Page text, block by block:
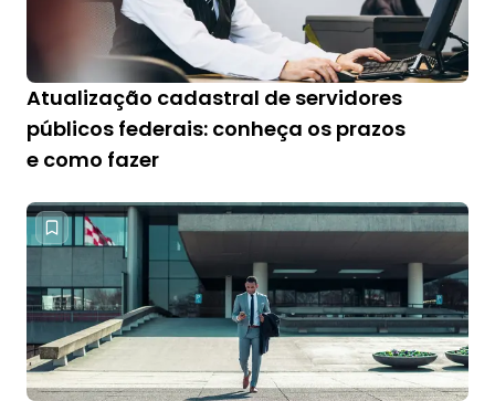
Atualização cadastral de servidores
públicos federais: conheça os prazos
e como fazer